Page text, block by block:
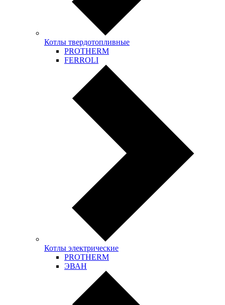
Котлы твердотопливные
PROTHERM
FERROLI
Котлы электрические
PROTHERM
ЭВАН